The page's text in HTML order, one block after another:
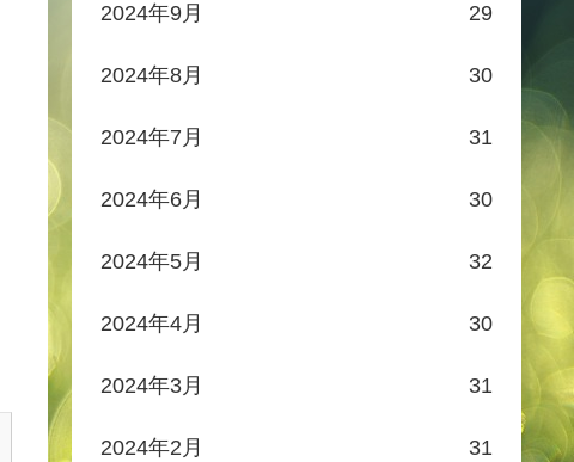
2024年9月 29
2024年8月 30
2024年7月 31
2024年6月 30
2024年5月 32
2024年4月 30
2024年3月 31
2024年2月 31